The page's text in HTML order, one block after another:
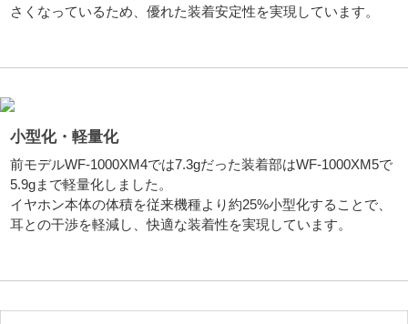
さくなっているため、優れた装着安定性を実現しています。
小型化・軽量化
前モデルWF-1000XM4では7.3gだった装着部はWF-1000XM5で
5.9gまで軽量化しました。
イヤホン本体の体積を従来機種より約25%小型化することで、
耳との干渉を軽減し、快適な装着性を実現しています。